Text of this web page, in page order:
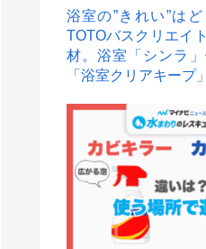
浴室の”きれい”は
TOTOバスクリエイ
材。浴室「シンラ
「浴室クリアキープ」